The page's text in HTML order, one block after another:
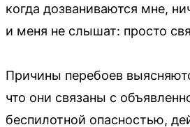
когда дозваниваются мне,
и меня не слышат: просто
Причины перебоев
что они связаны с
беспилотной опасностью,